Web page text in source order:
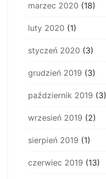
marzec 2020 (18)
luty 2020 (1)
styczeń 2020 (3)
grudzień 2019 (3)
październik 2019 (3)
wrzesień 2019 (2)
sierpień 2019 (1)
czerwiec 2019 (13)